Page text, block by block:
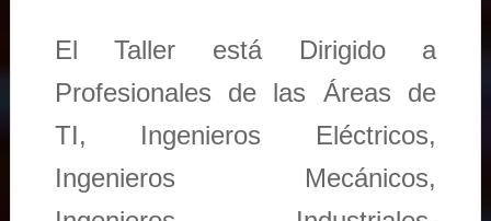
El Taller está Dirigido a
Profesionales de las Áreas de
TI, Ingenieros Eléctricos,
Ingenieros Mecánicos,